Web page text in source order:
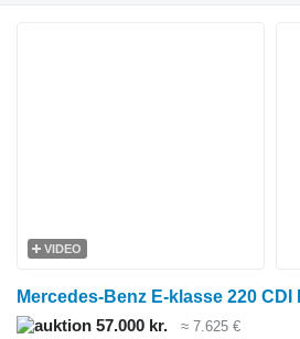
VIDEO
57.000 kr. ≈ 7.625 €